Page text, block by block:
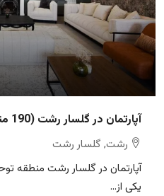
آپارتمان در گلسار رشت (190 متر)
رشت, گلسار رشت
یکی از...